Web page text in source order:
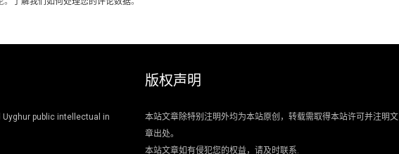
public intellectual in
版权声明
本站文章除特别注明外均为本站原创，转载需取得本站许可并注明文
章出处。
本站文章如有侵犯您的权益，请及时联系.